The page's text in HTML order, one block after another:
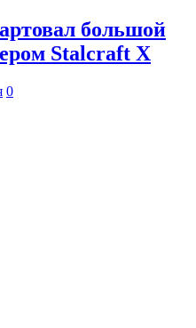
большой
Stalcraft X
0